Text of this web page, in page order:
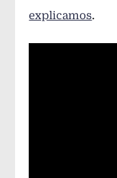
explicamos.